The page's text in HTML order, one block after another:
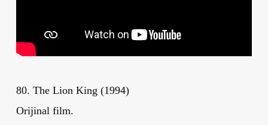
80. The Lion King (1994)
Orijinal film.